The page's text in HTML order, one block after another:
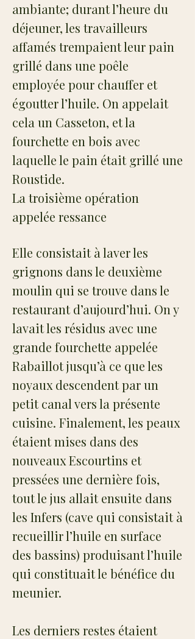
ambiante; durant l’heure du
déjeuner, les travailleurs
affamés trempaient leur pain
grillé dans une poêle
employée pour chauffer et
égoutter l’huile. On appelait
cela un Casseton, et la
fourchette en bois avec
laquelle le pain était grillé une
Roustide.
La troisième opération
appelée ressance
Elle consistait à laver les
grignons dans le deuxième
moulin qui se trouve dans le
restaurant d’aujourd’hui. On y
lavait les résidus avec une
grande fourchette appelée
Rabaillot jusqu’à ce que les
noyaux descendent par un
petit canal vers la présente
cuisine. Finalement, les peaux
étaient mises dans des
nouveaux Escourtins et
pressées une dernière fois,
tout le jus allait ensuite dans
les Infers (cave qui consistait à
recueillir l’huile en surface
des bassins) produisant l’huile
qui constituait le bénéfice du
meunier.
Les derniers restes étaient